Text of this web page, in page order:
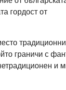
гордост от
традиционни
граничи с
и